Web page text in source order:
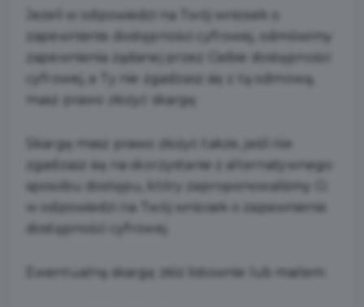
Jeżeli w odpowiedzi na Twój wniosek o
zapewnienie dostępności cyfrowej, odmówimy
zapewnienia żądanej przez Ciebie dostępności
cyfrowej, a Ty nie zgadzasz się z tą odmową,
masz prawo złożyć skargę.
Skargę masz prawo złożyć także, jeśli nie
zgadzasz się na skorzystanie z alternatywnego
sposobu dostępu, który zaproponowaliśmy Ci
w odpowiedzi na Twój wniosek o zapewnienie
dostępności cyfrowej.
Ewentualną skargę złóż listownie lub mailem: